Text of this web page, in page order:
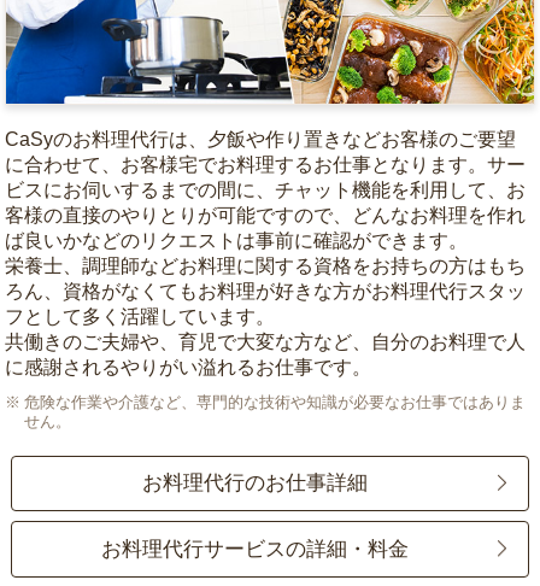
CaSyのお料理代行は、夕飯や作り置きなどお客様のご要望
に合わせて、お客様宅でお料理するお仕事となります。サー
ビスにお伺いするまでの間に、チャット機能を利用して、お
客様の直接のやりとりが可能ですので、どんなお料理を作れ
ば良いかなどのリクエストは事前に確認ができます。
栄養士、調理師などお料理に関する資格をお持ちの方はもち
ろん、資格がなくてもお料理が好きな方がお料理代行スタッ
フとして多く活躍しています。
共働きのご夫婦や、育児で大変な方など、自分のお料理で人
に感謝されるやりがい溢れるお仕事です。
危険な作業や介護など、専門的な技術や知識が必要なお仕事ではありま
せん。
お料理代行のお仕事詳細
お料理代行サービスの詳細・料金